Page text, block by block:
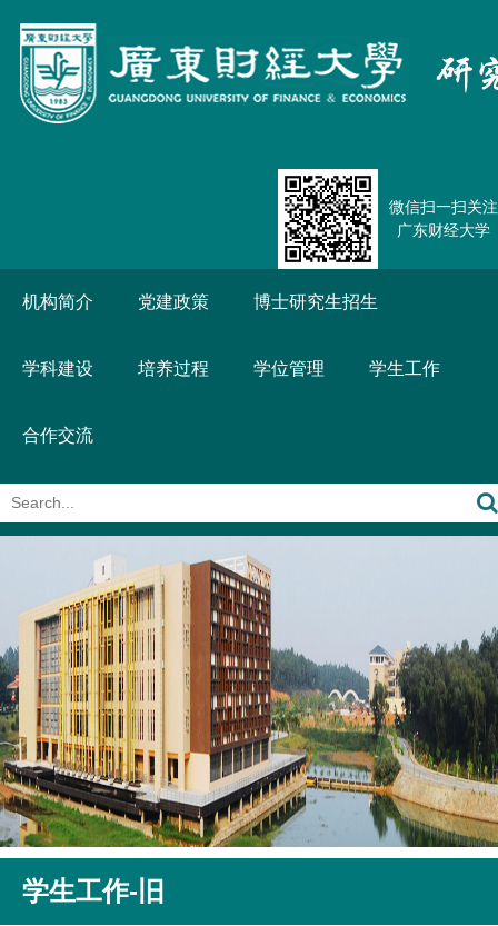
微信扫一扫关注
广东财经大学
机构简介 党建政策 博士研究生招生
学科建设 培养过程 学位管理 学生工作
合作交流
学生工作-旧